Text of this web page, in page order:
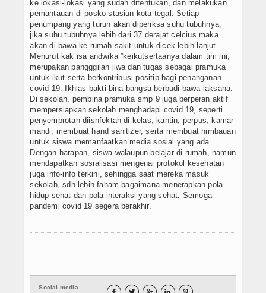
Data Alumni
Konsultasi
Lainnya
PPDB 2021 JALUR PRESTASI
Hubungi Kami
ke lokasi-lokasi yang sudah ditentukan, dan melakukan
pemantauan di posko stasiun kota tegal. Setiap
penumpang yang turun akan diperiksa suhu tubuhnya,
jika suhu tubuhnya lebih dari 37 derajat celcius maka
akan di bawa ke rumah sakit untuk dicek lebih lanjut.
Menurut kak isa andwika ”keikutsertaanya dalam tim ini,
merupakan pangggilan jiwa dan tugas sebagai pramuka
untuk ikut serta berkontribusi positip bagi penanganan
covid 19. Ikhlas bakti bina bangsa berbudi bawa laksana.
Di sekolah, pembina pramuka smp 9 juga berperan aktif
mempersiapkan sekolah menghadapi covid 19, seperti
penyemprotan diisnfektan di kelas, kantin, perpus, kamar
mandi, membuat hand sanitizer, serta membuat himbauan
untuk siswa memanfaatkan media sosial yang ada.
Dengan harapan, siswa walaupun belajar di rumah, namun
mendapatkan sosialisasi mengenai protokol kesehatan
juga info-info terkini, sehingga saat mereka masuk
sekolah, sdh lebih faham bagaimana menerapkan pola
hidup sehat dan pola interaksi yang sehat. Semoga
pandemi covid 19 segera berakhir.
Social media